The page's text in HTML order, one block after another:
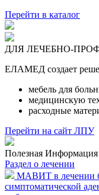
Перейти в каталог
ДЛЯ ЛЕЧЕБНО-
ЕЛАМЕД создает
мебель для
медицинскую
расходные
Перейти на сайт ЛПУ
Полезная Информация
Раздел о лечении
МАВИТ в лечении
симптоматической